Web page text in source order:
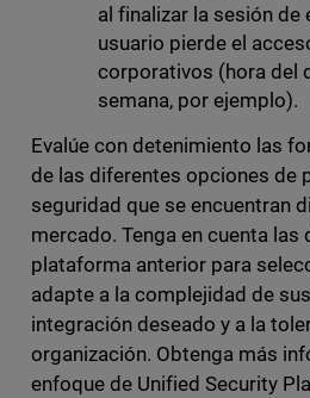
al finalizar la sesión de
usuario pierde el
corporativos (hora del
semana, por ejemplo).
Evalúe con detenimiento las
de las diferentes opciones de
seguridad que se encuentran
mercado. Tenga en cuenta las
plataforma anterior para
adapte a la complejidad de
integración deseado y a la
organización. Obtenga más
enfoque de Unified Security